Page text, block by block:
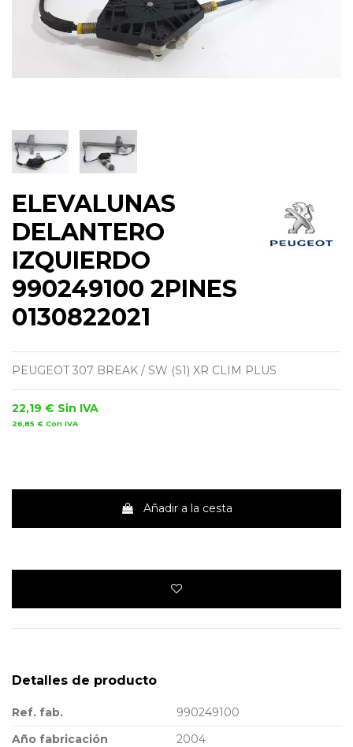
ELEVALUNAS
DELANTERO
IZQUIERDO
990249100 2PINES
0130822021
PEUGEOT 307 BREAK / SW (S1) XR CLIM PLUS
22,19 € Sin IVA
26,85 € Con IVA
Añadir a la cesta
Detalles de producto
Ref. fab.
990249100
Año fabricación
2004